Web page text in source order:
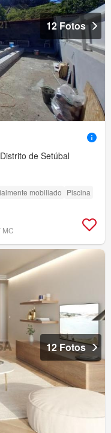
12 Fotos
de Setúbal
mobiliado Piscina
MC
12 Fotos